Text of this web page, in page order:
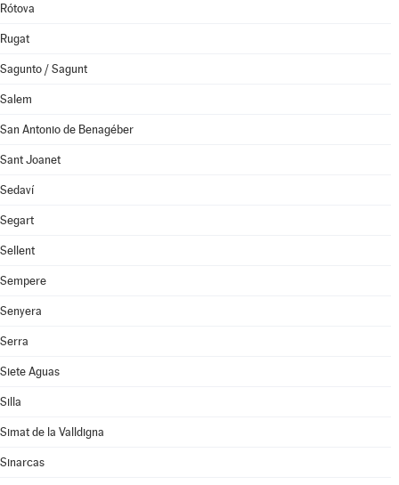
Rótova
Rugat
Sagunto / Sagunt
Salem
San Antonio de Benagéber
Sant Joanet
Sedaví
Segart
Sellent
Sempere
Senyera
Serra
Siete Aguas
Silla
Simat de la Valldigna
Sinarcas